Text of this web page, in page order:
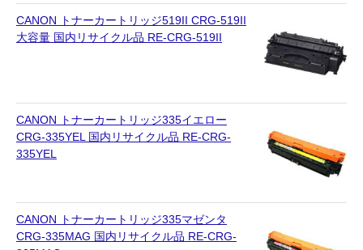
CANON トナーカートリッジ519II CRG-519II
大容量 国内リサイクル品 RE-CRG-519II
CANON トナーカートリッジ335イエロー
CRG-335YEL 国内リサイクル品 RE-CRG-
335YEL
CANON トナーカートリッジ335マゼンタ
CRG-335MAG 国内リサイクル品 RE-CRG-